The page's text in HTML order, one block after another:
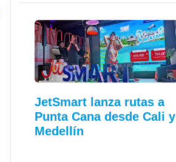
JetSmart lanza rutas a
Punta Cana desde Cali y
Medellín